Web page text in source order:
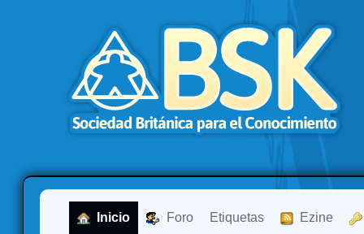
Inicio Foro Etiquetas Ezine